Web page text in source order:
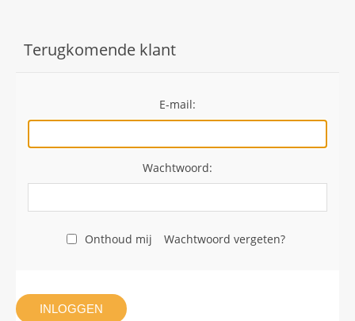
Terugkomende klant
E-mail:
Wachtwoord:
Onthoud mij Wachtwoord vergeten?
INLOGGEN